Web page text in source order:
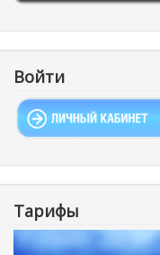
Войти
Тарифы